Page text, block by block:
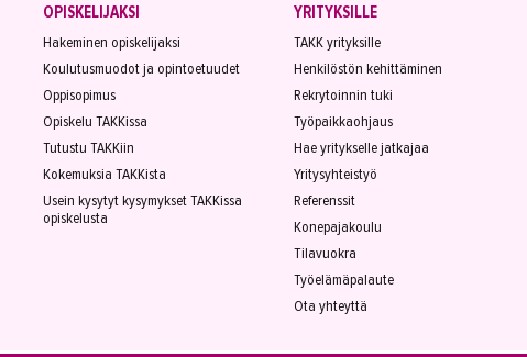
OPISKELIJAKSI
Hakeminen opiskelijaksi
Koulutusmuodot ja opintoetuudet
Oppisopimus
Opiskelu TAKKissa
Tutustu TAKKiin
Kokemuksia TAKKista
Usein kysytyt kysymykset TAKKissa
opiskelusta
YRITYKSILLE
TAKK yrityksille
Henkilöstön kehittäminen
Rekrytoinnin tuki
Työpaikkaohjaus
Hae yritykselle jatkajaa
Yritysyhteistyö
Referenssit
Konepajakoulu
Tilavuokra
Työelämäpalaute
Ota yhteyttä